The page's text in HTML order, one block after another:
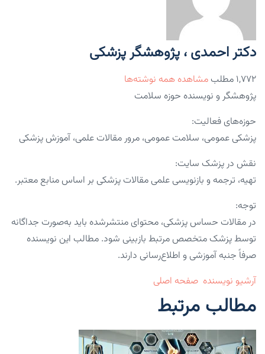
دکتر احمدی ، پژوهشگر پزشکی
۱,۷۷۲ مطلب
مشاهده همه نوشته‌ها
پژوهشگر و نویسنده حوزه سلامت
حوزه‌های فعالیت:
پزشکی عمومی، سلامت عمومی، مرور مقالات علمی، آموزش پزشکی
نقش در پزشک سایت:
تهیه، ترجمه و بازنویسی علمی مقالات پزشکی بر اساس منابع معتبر.
توجه:
در مقالات حساس پزشکی، محتوای منتشرشده باید به‌صورت جداگانه
توسط پزشک متخصص مرتبط بازبینی شود. مطالب این نویسنده
صرفاً جنبه آموزشی و اطلاع‌رسانی دارند.
آرشیو نویسنده صفحه اصلی
مطالب مرتبط